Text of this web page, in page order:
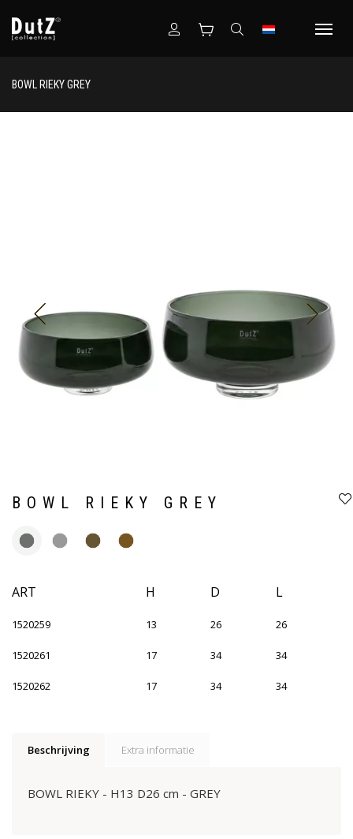
BOWL RIEKY GREY
BOWL RIEKY GREY
ART H D L
1520259 13 26 26
1520261 17 34 34
1520262 17 34 34
Beschrijving Extra informatie
BOWL RIEKY - H13 D26 cm - GREY